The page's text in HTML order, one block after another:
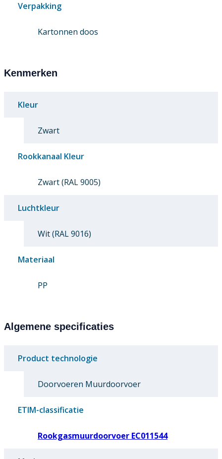
Verpakking
Kartonnen doos
Kenmerken
Kleur
Zwart
Rookkanaal Kleur
Zwart (RAL 9005)
Luchtkleur
Wit (RAL 9016)
Materiaal
PP
Algemene specificaties
Product technologie
Doorvoeren Muurdoorvoer
ETIM-classificatie
Rookgasmuurdoorvoer EC011544